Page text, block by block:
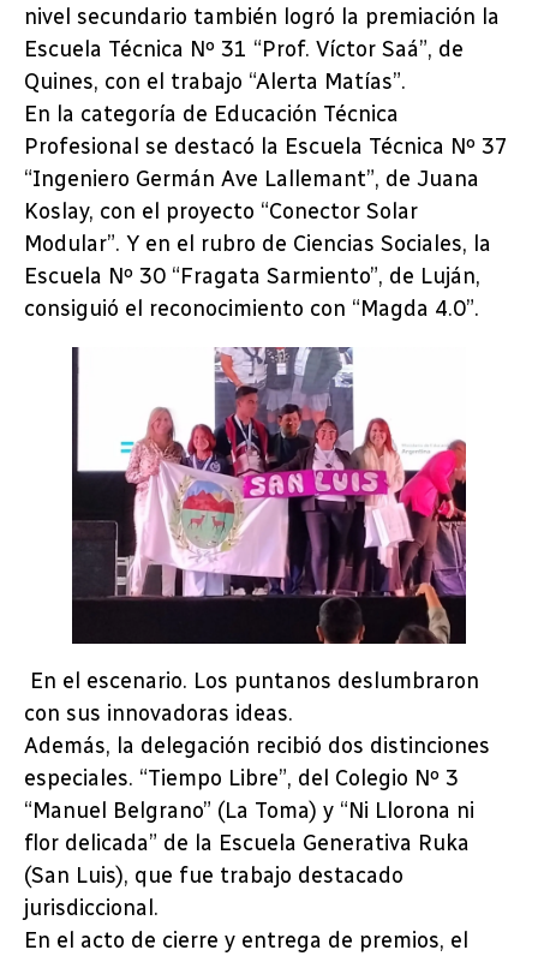
nivel secundario también logró la premiación la
Escuela Técnica Nº 31 “Prof. Víctor Saá”, de
Quines, con el trabajo “Alerta Matías”.
En la categoría de Educación Técnica
Profesional se destacó la Escuela Técnica Nº 37
“Ingeniero Germán Ave Lallemant”, de Juana
Koslay, con el proyecto “Conector Solar
Modular”. Y en el rubro de Ciencias Sociales, la
Escuela Nº 30 “Fragata Sarmiento”, de Luján,
consiguió el reconocimiento con “Magda 4.0”.
En el escenario. Los puntanos deslumbraron
con sus innovadoras ideas.
Además, la delegación recibió dos distinciones
especiales. “Tiempo Libre”, del Colegio Nº 3
“Manuel Belgrano” (La Toma) y “Ni Llorona ni
flor delicada” de la Escuela Generativa Ruka
(San Luis), que fue trabajo destacado
jurisdiccional.
En el acto de cierre y entrega de premios, el